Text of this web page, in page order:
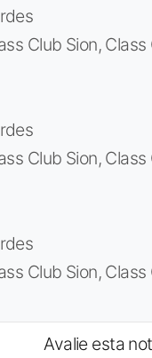
Club Sion,
Club Sion,
Club Sion,
Avalie esta